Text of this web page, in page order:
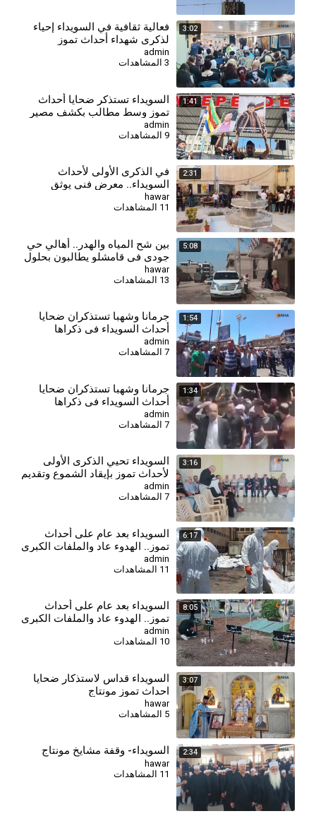
3:02
فعالية ثقافية في السويداء إحياء
لذكرى شهداء أحداث تموز
admin
3 المشاهدات
1:41
السويداء تستذكر ضحايا أحداث
تموز وسط مطالب بكشف مصير
المفقودين
admin
9 المشاهدات
2:31
في الذكرى الأولى لأحداث
السويداء.. معرض فني يوثق
مأساة المدنيين
hawar
11 المشاهدات
5:08
بين شح المياه والهدر.. أهالي حي
جودي في قامشلو يطالبون بحلول
دائمة لأزمة المياه
hawar
13 المشاهدات
1:54
جرمانا وشهبا تستذكران ضحايا
أحداث السويداء في ذكراها
السنوية الأولى
admin
7 المشاهدات
1:34
جرمانا وشهبا تستذكران ضحايا
أحداث السويداء في ذكراها
السنوية الأولى
admin
7 المشاهدات
3:16
⁣السويداء تحيي الذكرى الأولى
لأحداث تموز بإيقاد الشموع وتقديم
واجب العزاء
admin
7 المشاهدات
6:17
السويداء بعد عام على أحداث
تموز.. الهدوء عاد والملفات الكبرى
ما تزال مفتوحة
admin
11 المشاهدات
8:05
⁣السويداء بعد عام على أحداث
تموز.. الهدوء عاد والملفات الكبرى
ما تزال مفتوحة
admin
10 المشاهدات
3:07
السويداء قداس لاستذكار ضحايا
احداث تموز مونتاج
hawar
5 المشاهدات
2:34 السويداء- وقفة مشايخ مونتاج
hawar
11 المشاهدات